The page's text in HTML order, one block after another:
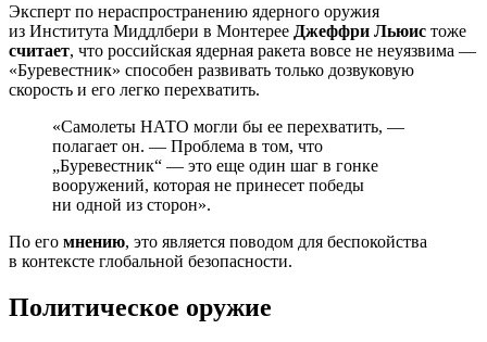
Эксперт по нераспространению ядерного оружия
из Института Миддлбери в Монтерее Джеффри Льюис тоже
считает, что российская ядерная ракета вовсе не неуязвима —
«Буревестник» способен развивать только дозвуковую
скорость и его легко перехватить.
«Самолеты НАТО могли бы ее перехватить, —
полагает он. — Проблема в том, что
„Буревестник“ — это еще один шаг в гонке
вооружений, которая не принесет победы
ни одной из сторон».
По его мнению, это является поводом для беспокойства
в контексте глобальной безопасности.
Политическое оружие